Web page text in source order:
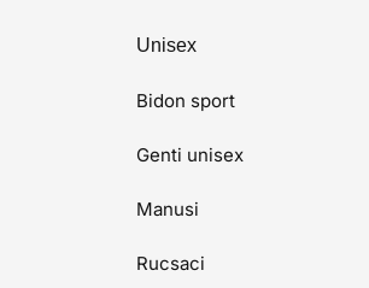
Unisex
Bidon sport
Genti unisex
Manusi
Rucsaci